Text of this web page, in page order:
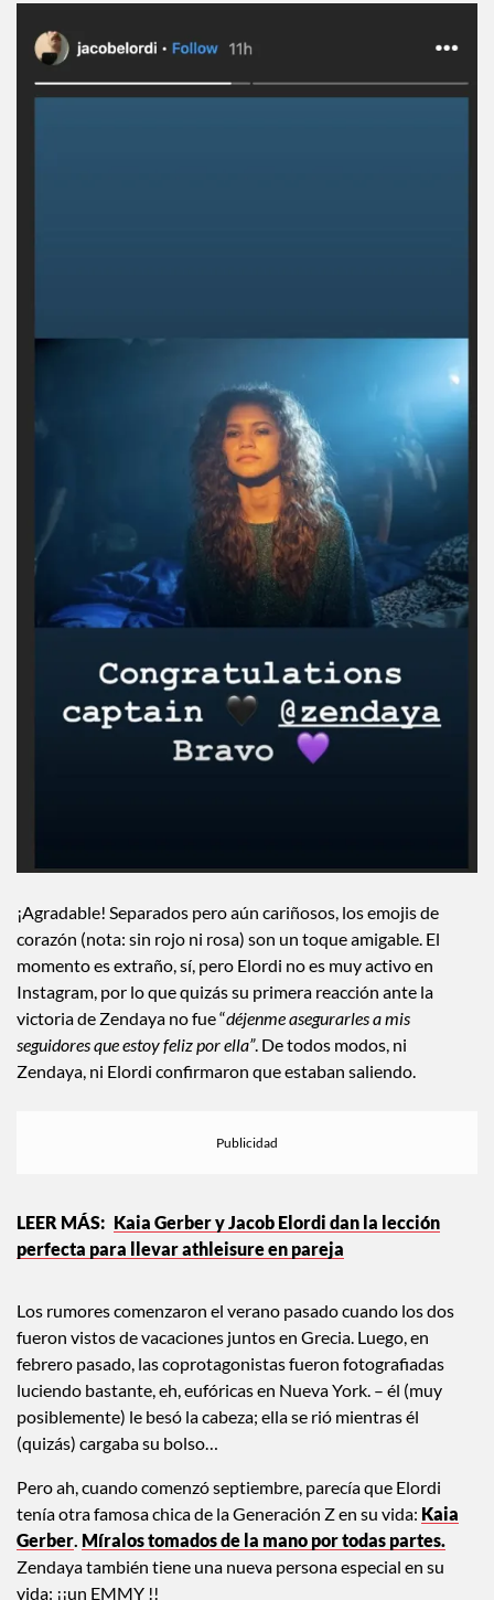
¡Agradable! Separados pero aún cariñosos, los emojis de
corazón (nota: sin rojo ni rosa) son un toque amigable. El
momento es extraño, sí, pero Elordi no es muy activo en
Instagram, por lo que quizás su primera reacción ante la
victoria de Zendaya no fue “déjenme asegurarles a mis
seguidores que estoy feliz por ella”. De todos modos, ni
Zendaya, ni Elordi confirmaron que estaban saliendo.
Kaia Gerber y Jacob Elordi dan la lección
perfecta para llevar athleisure en pareja
Los rumores comenzaron el verano pasado cuando los dos
fueron vistos de vacaciones juntos en Grecia. Luego, en
febrero pasado, las coprotagonistas fueron fotografiadas
luciendo bastante, eh, eufóricas en Nueva York. – él (muy
posiblemente) le besó la cabeza; ella se rió mientras él
(quizás) cargaba su bolso…
Pero ah, cuando comenzó septiembre, parecía que Elordi
tenía otra famosa chica de la Generación Z en su vida: Kaia
Gerber Míralos tomados de la mano por todas partes.
Zendaya también tiene una nueva persona especial en su
vida: ¡¡un EMMY !!